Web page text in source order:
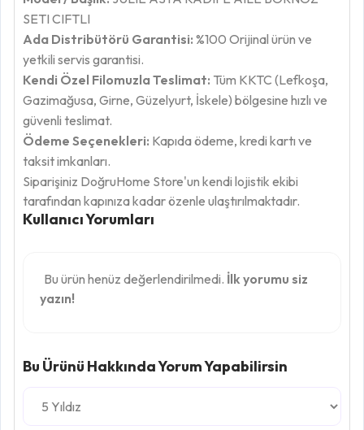
SETI CIFTLI
Ada Distribütörü Garantisi: %100 Orijinal ürün ve
yetkili servis garantisi.
Kendi Özel Filomuzla Teslimat: Tüm KKTC (Lefkoşa,
Gazimağusa, Girne, Güzelyurt, İskele) bölgesine hızlı ve
güvenli teslimat.
Ödeme Seçenekleri: Kapıda ödeme, kredi kartı ve
taksit imkanları.
Siparişiniz DoğruHome Store'un kendi lojistik ekibi
tarafından kapınıza kadar özenle ulaştırılmaktadır.
Kullanıcı Yorumları
Bu ürün henüz değerlendirilmedi. İlk yorumu siz
yazın!
Bu Ürünü Hakkında Yorum Yapabilirsin